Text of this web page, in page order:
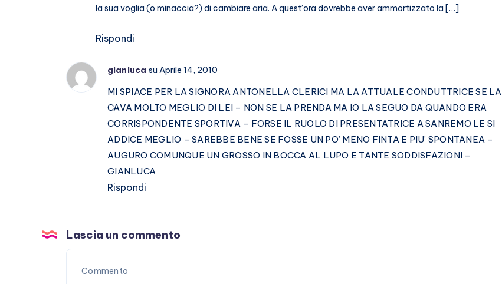
la sua voglia (o minaccia?) di cambiare aria. A quest’ora dovrebbe aver ammortizzato la […]
Rispondi
gianluca su Aprile 14, 2010
MI SPIACE PER LA SIGNORA ANTONELLA CLERICI MA LA ATTUALE CONDUTTRICE SE LA
CAVA MOLTO MEGLIO DI LEI – NON SE LA PRENDA MA IO LA SEGUO DA QUANDO ERA
CORRISPONDENTE SPORTIVA – FORSE IL RUOLO DI PRESENTATRICE A SANREMO LE SI
ADDICE MEGLIO – SAREBBE BENE SE FOSSE UN PO’ MENO FINTA E PIU’ SPONTANEA –
AUGURO COMUNQUE UN GROSSO IN BOCCA AL LUPO E TANTE SODDISFAZIONI –
GIANLUCA
Rispondi
Lascia un commento